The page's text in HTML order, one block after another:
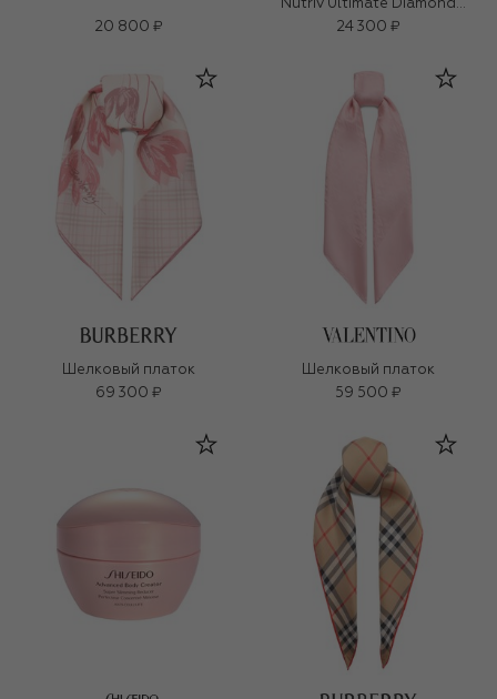
20 800 ₽
Nutriv Ultimate Diamond
Transformative Brilliance Soft
24 300 ₽
Шелковый платок
69 300 ₽
Шелковый платок
59 500 ₽